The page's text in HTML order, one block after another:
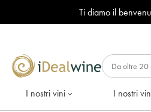
Ti diamo il
I nostri vini I nostri